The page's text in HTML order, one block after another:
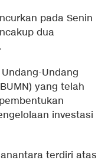
pada Senin
dua
Undang
yang telah
investasi
terdiri atas